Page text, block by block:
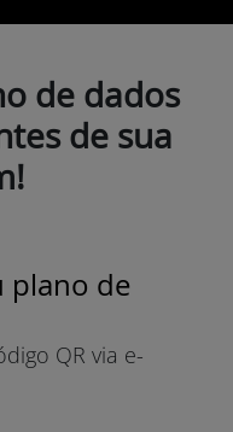
de dados
de sua
plano de
QR via e-